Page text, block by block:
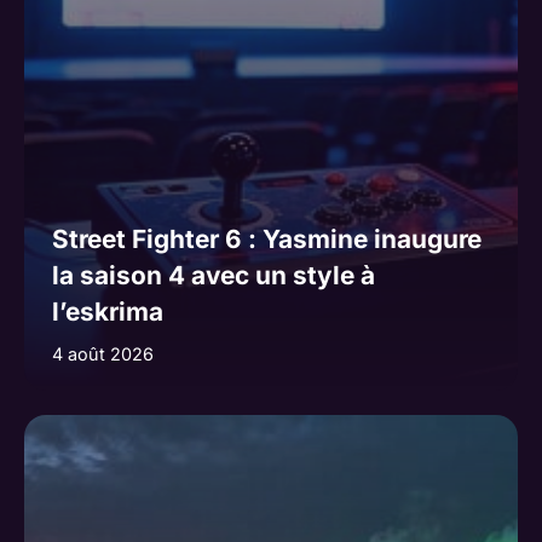
Street Fighter 6 : Yasmine inaugure
la saison 4 avec un style à
l’eskrima
4 août 2026